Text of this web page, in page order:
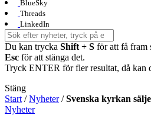
BlueSky
Threads
LinkedIn
Du kan trycka Shift + S för att få fram
Esc för att stänga det.
Tryck ENTER för fler resultat, då kan
Stäng
Start /Nyheter/Svenska kyrkan
Nyheter